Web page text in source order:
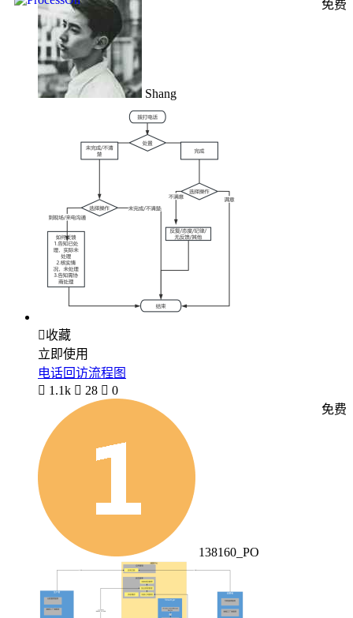
Shang
免费
收藏
立即使用
电话回访流程图
 1.1k  28  0
138160_PO
免费